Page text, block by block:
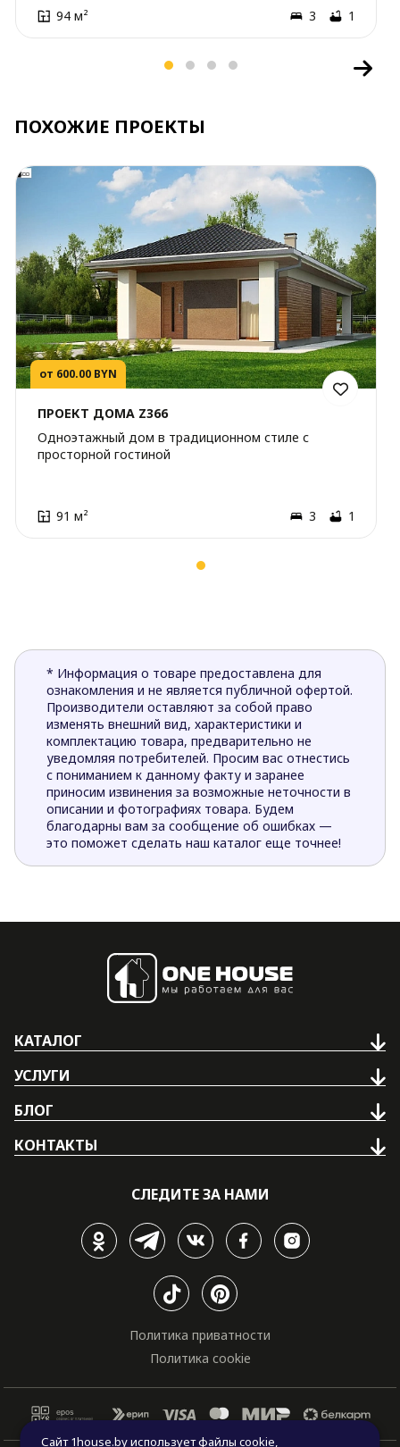
94 м² 3 1
ПОХОЖИЕ ПРОЕКТЫ
от 600.00 BYN
ПРОЕКТ ДОМА Z366
Одноэтажный дом в традиционном стиле с
просторной гостиной
91 м² 3 1
* Информация о товаре предоставлена для
ознакомления и не является публичной офертой.
Производители оставляют за собой право
изменять внешний вид, характеристики и
комплектацию товара, предварительно не
уведомляя потребителей. Просим вас отнестись
с пониманием к данному факту и заранее
приносим извинения за возможные неточности в
описании и фотографиях товара. Будем
благодарны вам за сообщение об ошибках —
это поможет сделать наш каталог еще точнее!
КАТАЛОГ
УСЛУГИ
БЛОГ
КОНТАКТЫ
СЛЕДИТЕ ЗА НАМИ
Политика приватности
Политика cookie
Сайт 1house.by использует файлы cookie,